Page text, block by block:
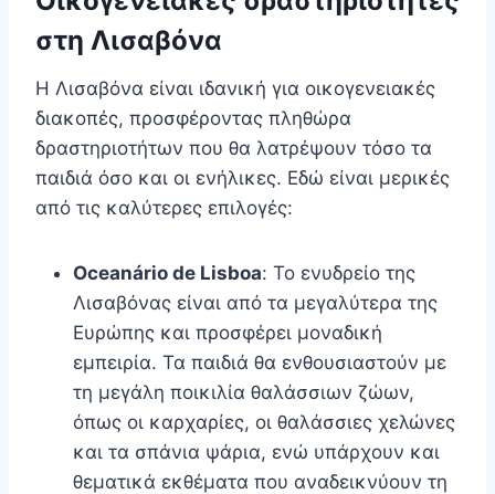
στη Λισαβόνα
Η Λισαβόνα είναι ιδανική για οικογενειακές
διακοπές, προσφέροντας πληθώρα
δραστηριοτήτων που θα λατρέψουν τόσο τα
παιδιά όσο και οι ενήλικες. Εδώ είναι μερικές
από τις καλύτερες επιλογές:
Oceanário de Lisboa: Το ενυδρείο της
Λισαβόνας είναι από τα μεγαλύτερα της
Ευρώπης και προσφέρει μοναδική
εμπειρία. Τα παιδιά θα ενθουσιαστούν με
τη μεγάλη ποικιλία θαλάσσιων ζώων,
όπως οι καρχαρίες, οι θαλάσσιες χελώνες
και τα σπάνια ψάρια, ενώ υπάρχουν και
θεματικά εκθέματα που αναδεικνύουν τη